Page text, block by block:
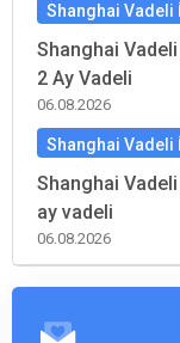
Shanghai Vadeli
Shanghai
2 Ay Vadeli
06.08.2026
Shanghai Vadeli
Shanghai
ay vadeli
06.08.2026